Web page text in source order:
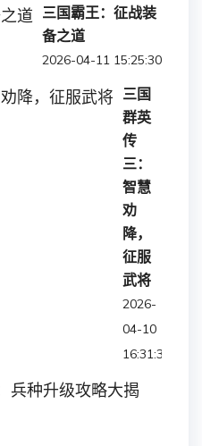
三国霸王：征战装
备之道
2026-04-11 15:25:30
三国
群英
传
三：
智慧
劝
降，
征服
武将
2026-
04-10
16:31:36